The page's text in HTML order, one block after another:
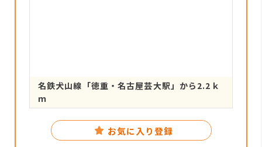
名鉄犬山線「徳重・名古屋芸大駅」から2.2ｋ
ｍ
お気に入り登録